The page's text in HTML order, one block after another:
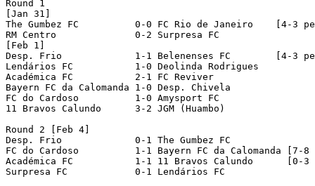
Round 1
[Jan 31]
The Gumbez FC	       0-0 FC Rio de Janeiro	[4-3 pen]
RM Centro	       0-2 Surpresa FC
[Feb 1]
Desp. Frio  	       1-1 Belenenses FC	[4-3 pen]
Lendários FC	       1-0 Deolinda Rodrigues
Académica FC	       2-1 FC Reviver
Bayern FC da Calomanda 1-0 Desp. Chivela
FC do Cardoso	       1-0 Amysport FC
11 Bravos Calundo      3-2 JGM (Huambo)
Round 2 [Feb 4]
Desp. Frio  	       0-1 The Gumbez FC
FC do Cardoso	       1-1 Bayern FC da Calomanda [7-8 pen]
Académica FC	       1-1 11 Bravos Calundo      [0-3 pen]
Surpresa FC            0-1 Lendários FC